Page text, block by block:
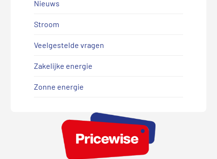
Nieuws
Stroom
Veelgestelde vragen
Zakelijke energie
Zonne energie